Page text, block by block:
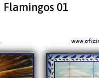
Flamingos 01